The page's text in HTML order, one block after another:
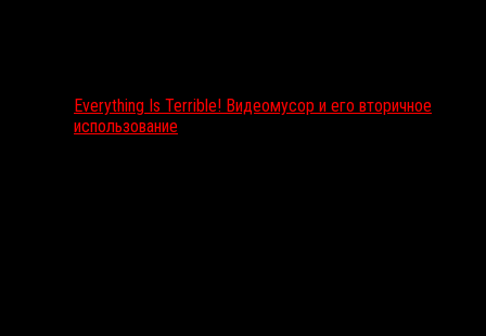
Everything Is Terrible! Видеомусор и его вторичное
использование